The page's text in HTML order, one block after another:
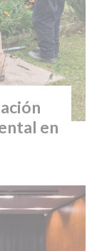
en